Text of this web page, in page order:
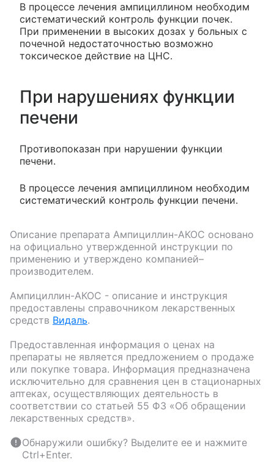
В процессе лечения ампициллином необходим
систематический контроль функции почек.
При применении в высоких дозах у больных с
почечной недостаточностью возможно
токсическое действие на ЦНС.
При нарушениях функции
печени
Противопоказан при нарушении функции
печени.
В процессе лечения ампициллином необходим
систематический контроль функции печени.
Описание препарата Ампициллин-АКОС основано
на официально утвержденной инструкции по
применению и утверждено компанией–
производителем.
Ампициллин-АКОС - описание и инструкция
предоставлены справочником лекарственных
средств Видаль.
Предоставленная информация о ценах на
препараты не является предложением о продаже
или покупке товара. Информация предназначена
исключительно для сравнения цен в стационарных
аптеках, осуществляющих деятельность в
соответствии со статьей 55 ФЗ «Об обращении
лекарственных средств».
Обнаружили ошибку? Выделите ее и нажмите
Ctrl+Enter.